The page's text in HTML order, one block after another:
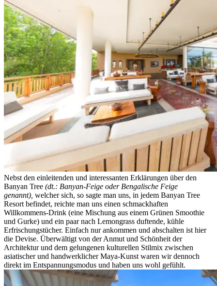
Nebst den einleitenden und interessanten Erklärungen über den
Banyan Tree (dt.: Banyan-Feige oder Bengalische Feige
genannt), welcher sich, so sagte man uns, in jedem Banyan Tree
Resort befindet, reichte man uns einen schmackhaften
Willkommens-Drink (eine Mischung aus einem Grünen Smoothie
und Gurke) und ein paar nach Lemongrass duftende, kühle
Erfrischungstücher. Einfach nur ankommen und abschalten ist hier
die Devise. Überwältigt von der Anmut und Schönheit der
Architektur und dem gelungenen kulturellen Stilmix zwischen
asiatischer und handwerklicher Maya-Kunst waren wir dennoch
direkt im Entspannungsmodus und haben uns wohl gefühlt.